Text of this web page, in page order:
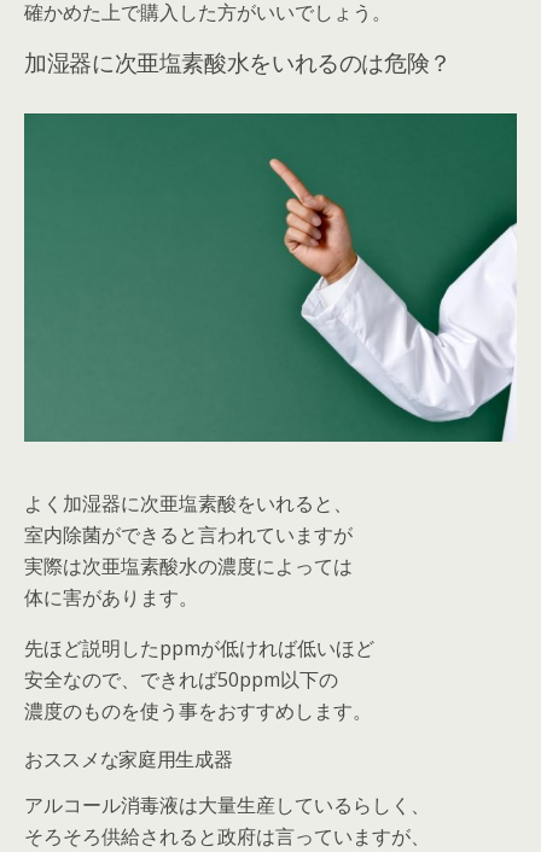
確かめた上で購入した方がいいでしょう。
加湿器に次亜塩素酸水をいれるのは危険？
よく加湿器に次亜塩素酸をいれると、
室内除菌ができると言われていますが
実際は次亜塩素酸水の濃度によっては
体に害があります。
先ほど説明したppmが低ければ低いほど
安全なので、できれば50ppm以下の
濃度のものを使う事をおすすめします。
おススメな家庭用生成器
アルコール消毒液は大量生産しているらしく、
そろそろ供給されると政府は言っていますが、